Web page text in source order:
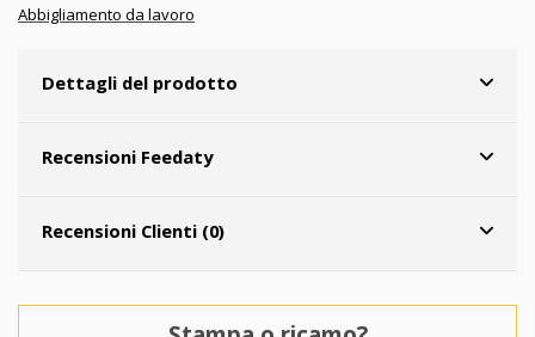
Abbigliamento da lavoro
Dettagli del prodotto
Recensioni Feedaty
Recensioni Clienti (0)